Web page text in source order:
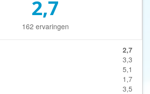
2,7
162 ervaringen
2,7
3,3
5,1
1,7
3,5